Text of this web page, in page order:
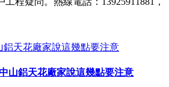
山鋁天花廠家說這幾點要注意